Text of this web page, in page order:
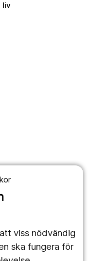
viss nödvändig
ska fungera för
liv